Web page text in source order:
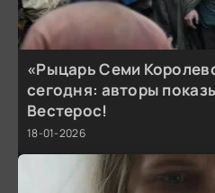
«Рыцарь Семи
сегодня: авторы
Вестерос!
18-01-2026